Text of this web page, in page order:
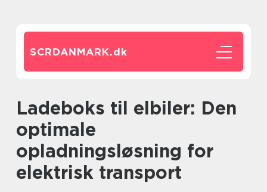
SCRDANMARK.dk
Ladeboks til elbiler: Den
optimale
opladningsløsning for
elektrisk transport